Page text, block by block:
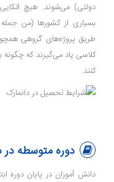
دولتی) می‌شوند. هیچ
بسیاری از کشورها (من جمله
طریق پروژه‌های گروهی
کلاسی یاد می‌گیرند که
کنند.
دوره متوسطه در
دانش آموزان در پایان